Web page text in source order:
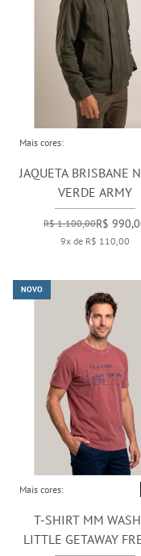
Mais cores:
JAQUETA BRISBANE
VERDE ARMY
R$ 1.100,00R$
9x de R$ 110,00
Mais cores:
T-SHIRT MM
LITTLE GETAWAY
NOVO